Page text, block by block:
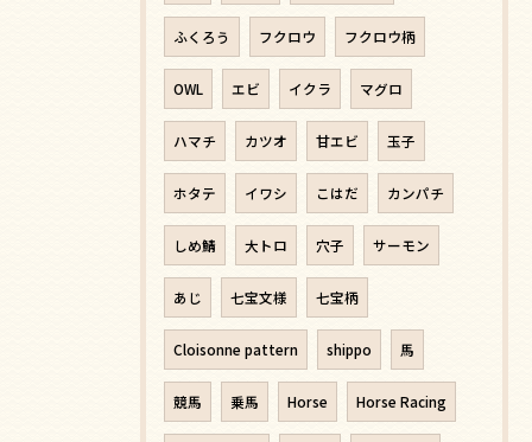
ふくろう フクロウ フクロウ柄
OWL エビ イクラ マグロ
ハマチ カツオ 甘エビ 玉子
ホタテ イワシ こはだ カンパチ
しめ鯖 大トロ 穴子 サーモン
あじ 七宝文様 七宝柄
Cloisonne pattern shippo 馬
競馬 乗馬 Horse Horse Racing